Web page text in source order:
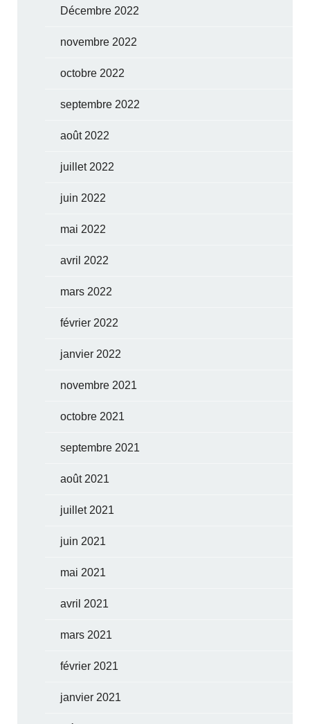
Décembre 2022
novembre 2022
octobre 2022
septembre 2022
août 2022
juillet 2022
juin 2022
mai 2022
avril 2022
mars 2022
février 2022
janvier 2022
novembre 2021
octobre 2021
septembre 2021
août 2021
juillet 2021
juin 2021
mai 2021
avril 2021
mars 2021
février 2021
janvier 2021